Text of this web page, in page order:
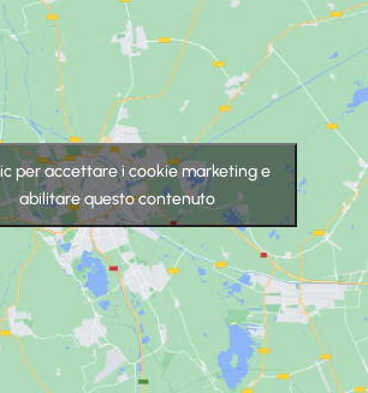
per accettare i cookie marketing e
abilitare questo contenuto